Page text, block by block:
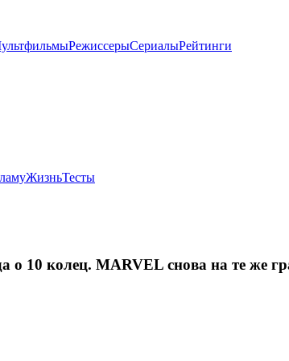
РежиссерыСериалыРейтинги
ЖизньТесты
10 колец. MARVEL снова на те же